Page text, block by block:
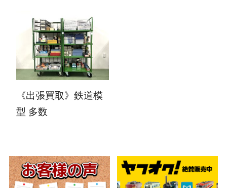
2025.04.21
《出張買取》鉄道模
型 多数